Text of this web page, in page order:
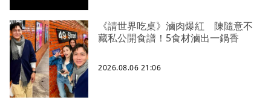
《請世界吃桌》滷肉爆紅 陳隨意不
藏私公開食譜！5食材滷出一鍋香
2026.08.06 21:06